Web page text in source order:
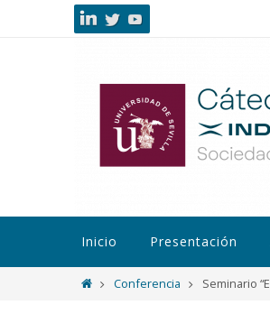
Inicio Presentación
Conferencia Seminario